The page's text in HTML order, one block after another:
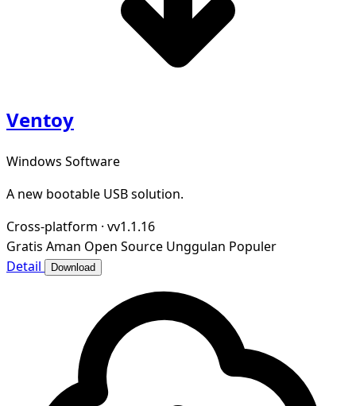
Ventoy
Windows Software
A new bootable USB solution.
Cross-platform · vv1.1.16
Gratis Aman Open Source Unggulan Populer
Detail
Download